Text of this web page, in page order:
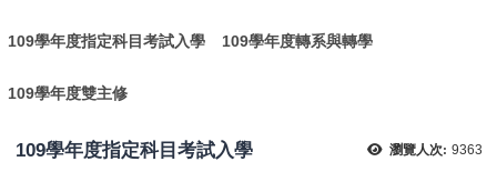
109學年度指定科目考試入學 109學年度轉系與轉學
109學年度雙主修
瀏覽人次: 9363
109學年度指定科目考試入學